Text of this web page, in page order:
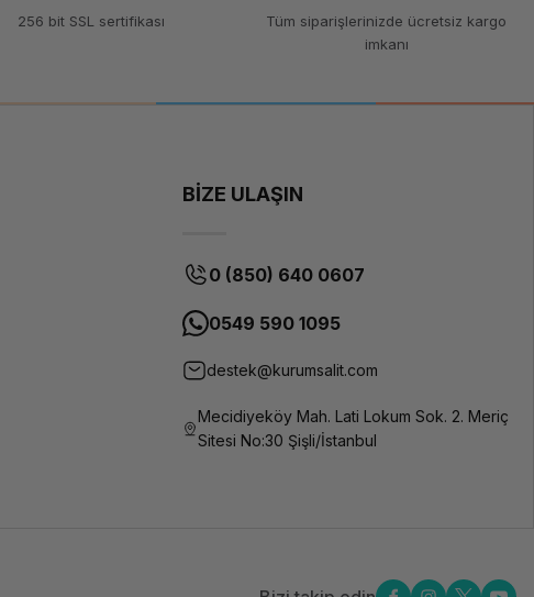
256 bit SSL sertifikası
Tüm siparişlerinizde ücretsiz kargo
imkanı
BİZE ULAŞIN
0 (850) 640 0607
0549 590 1095
destek@kurumsalit.com
Mecidiyeköy Mah. Lati Lokum Sok. 2. Meriç
Sitesi No:30 Şişli/İstanbul